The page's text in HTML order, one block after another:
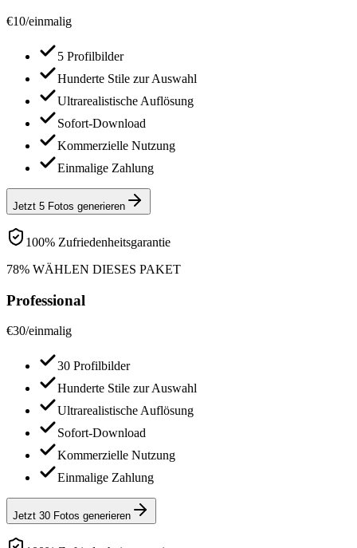
€10/einmalig
5 Profilbilder
Hunderte Stile zur Auswahl
Ultrarealistische Auflösung
Sofort-Download
Kommerzielle Nutzung
Einmalige Zahlung
Jetzt 5 Fotos generieren
100% Zufriedenheitsgarantie
78% WÄHLEN DIESES PAKET
Professional
€30/einmalig
30 Profilbilder
Hunderte Stile zur Auswahl
Ultrarealistische Auflösung
Sofort-Download
Kommerzielle Nutzung
Einmalige Zahlung
Jetzt 30 Fotos generieren